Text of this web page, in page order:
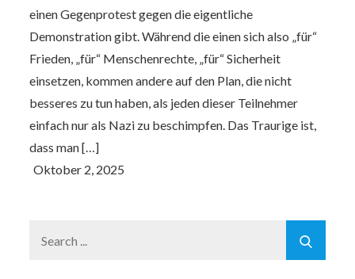
einen Gegenprotest gegen die eigentliche
Demonstration gibt. Während die einen sich also „für“
Frieden, „für“ Menschenrechte, „für“ Sicherheit
einsetzen, kommen andere auf den Plan, die nicht
besseres zu tun haben, als jeden dieser Teilnehmer
einfach nur als Nazi zu beschimpfen. Das Traurige ist,
dass man […]